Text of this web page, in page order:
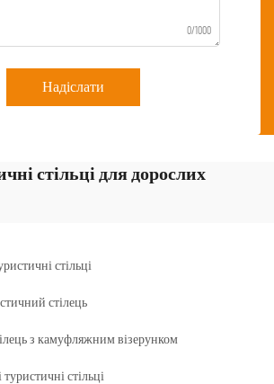
0/1000
Надіслати
стільці для дорослих
стільці
стілець
з камуфляжним візерунком
стільці